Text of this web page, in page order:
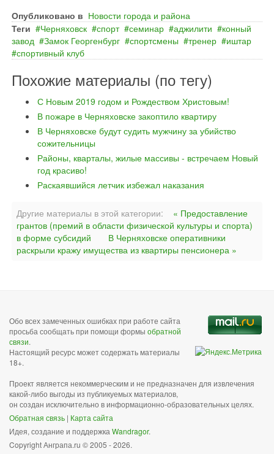
Опубликовано в Новости города и района
Теги
Черняховск спорт семинар аджилити
конный
завод
Замок Георгенбург спортсмены тренер
иштар
спортивный клуб
Похожие материалы (по тегу)
С Новым 2019 годом и Рождеством Христовым!
В пожаре в Черняховске закоптило квартиру
В Черняховске будут судить мужчину за убийство
сожительницы
Районы, кварталы, жилые массивы - встречаем Новый
год красиво!
Раскаявшийся летчик избежал наказания
Другие материалы в этой категории:
« Предоставление
грантов (премий в области физической культуры и спорта)
в форме субсидий
В Черняховске оперативники
раскрыли кражу имущества из квартиры пенсионера »
Обо всех замеченных ошибках при работе сайта
просьба сообщать при помощи формы обратной
связи.
Настоящий ресурс может содержать материалы
18+.
Проект является некоммерческим и не предназначен для извлечения
какой-либо выгоды из публикуемых материалов,
он создан исключительно в информационно-образовательных целях.
Обратная связь | Карта сайта
Идея, создание и поддержка Wandragor.
Copyright Анграпа.ru © 2005 - 2026.